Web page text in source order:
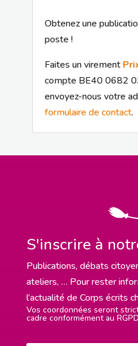
Obtenez une
poste !
Faites un virement
compte BE40 0682
envoyez-nous votre
formulaire de contact.
S'inscrire à
Publications, débats
ateliers, … Pour rester
l’actualité de Corps écrits
Vos coordonnées seront
cadre conformément au